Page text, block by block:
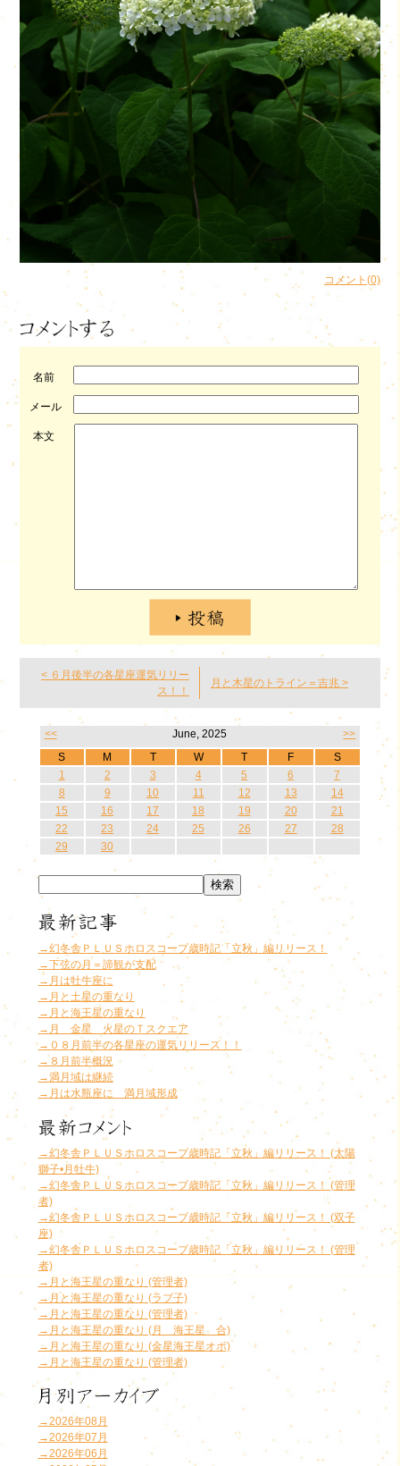
コメント(0)
名前
メール
本文
< ６月後半の各星座運気リリー
ス！！
月と木星のトライン＝吉兆 >
<< June, 2025
>>
S
M T W T F
S
1
2 3 4 5 6
7
8
9 10 11 12 13
14
15
16 17 18 19 20
21
22
23 24 25 26 27
28
29
30
→幻冬舎ＰＬＵＳホロスコープ歳時記「立秋」編リリース！
→下弦の月＝諦観が支配
→月は牡牛座に
→月と土星の重なり
→月と海王星の重なり
→月 金星 火星のＴスクエア
→０８月前半の各星座の運気リリース！！
→８月前半概況
→満月域は継続
→月は水瓶座に 満月域形成
→幻冬舎ＰＬＵＳホロスコープ歳時記「立秋」編リリース！ (太陽
獅子•月牡牛)
→幻冬舎ＰＬＵＳホロスコープ歳時記「立秋」編リリース！ (管理
者)
→幻冬舎ＰＬＵＳホロスコープ歳時記「立秋」編リリース！ (双子
座)
→幻冬舎ＰＬＵＳホロスコープ歳時記「立秋」編リリース！ (管理
者)
→月と海王星の重なり (管理者)
→月と海王星の重なり (ラブ子)
→月と海王星の重なり (管理者)
→月と海王星の重なり (月 海王星 合)
→月と海王星の重なり (金星海王星オポ)
→月と海王星の重なり (管理者)
→2026年08月
→2026年07月
→2026年06月